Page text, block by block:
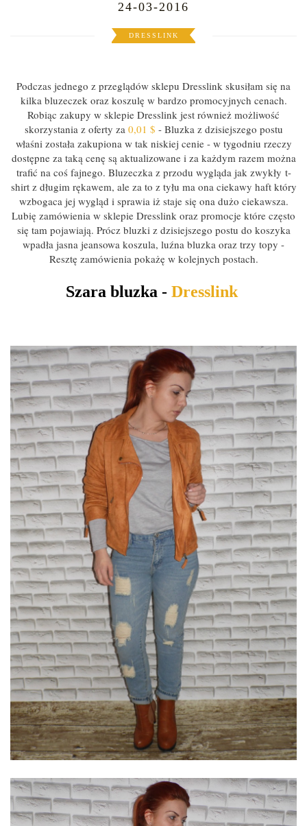
24-03-2016
DRESSLINK
Podczas jednego z przeglądów sklepu Dresslink skusiłam się na
kilka bluzeczek oraz koszulę w bardzo promocyjnych cenach.
Robiąc zakupy w sklepie Dresslink jest również możliwość
skorzystania z oferty za 0,01 $ - Bluzka z dzisiejszego postu
właśni została zakupiona w tak niskiej cenie - w tygodniu rzeczy
dostępne za taką cenę są aktualizowane i za każdym razem można
trafić na coś fajnego. Bluzeczka z przodu wygląda jak zwykły t-
shirt z długim rękawem, ale za to z tyłu ma ona ciekawy haft który
wzbogaca jej wygląd i sprawia iż staje się ona dużo ciekawsza.
Lubię zamówienia w sklepie Dresslink oraz promocje które często
się tam pojawiają. Prócz bluzki z dzisiejszego postu do koszyka
wpadła jasna jeansowa koszula, luźna bluzka oraz trzy topy -
Resztę zamówienia pokażę w kolejnych postach.
Szara bluzka - Dresslink